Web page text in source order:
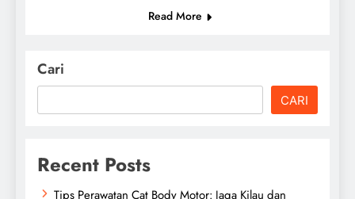
Read More
Cari
CARI
Recent Posts
Tips Perawatan Cat Body Motor: Jaga Kilau dan